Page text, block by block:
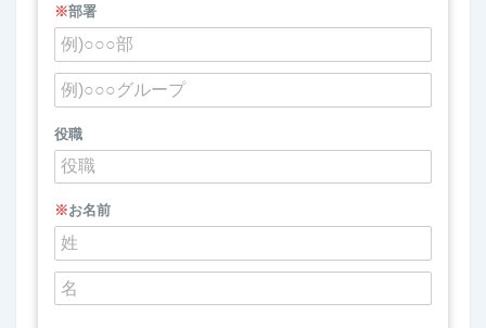
※部署
役職
※お名前